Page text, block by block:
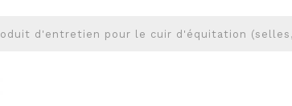
d'entretien pour le cuir d'équitation